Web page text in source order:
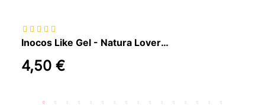
Inocos Like Gel - Natura Lovers Tea Edition 11ml
4,50 €